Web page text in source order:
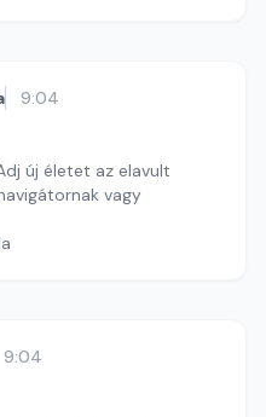
9:04
új életet az elavult
vagy
9:04